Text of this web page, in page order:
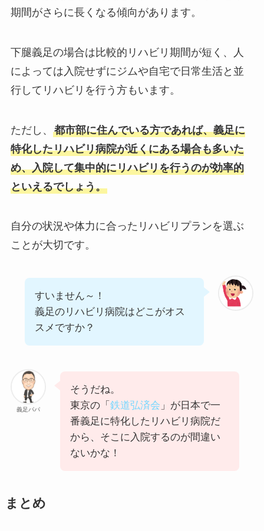
期間がさらに長くなる傾向があります。
下腿義足の場合は比較的リハビリ期間が短く、人
によっては入院せずにジムや自宅で日常生活と並
行してリハビリを行う方もいます。
ただし、 都市部に住んでいる方であれば、義足に
特化したリハビリ病院が近くにある場合も多いた
め、入院して集中的にリハビリを行うのが効率的
といえるでしょう。
自分の状況や体力に合ったリハビリプランを選ぶ
ことが大切です。
すいません～！
義足のリハビリ病院はどこがオス
スメですか？
義足パパ
そうだね。
東京の「 鉄道弘済会 」が日本で一
番義足に特化したリハビリ病院だ
から、そこに入院するのが間違い
ないかな！
まとめ